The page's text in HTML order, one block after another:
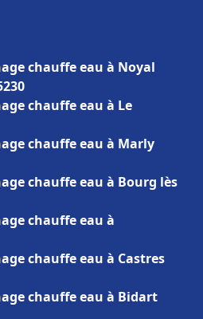
chauffe eau à Noyal
chauffe eau à Le
chauffe eau à Marly
chauffe eau à Bourg lès
chauffe eau à
chauffe eau à Castres
chauffe eau à Bidart